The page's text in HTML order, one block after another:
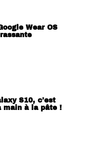
Wear OS
S10, c’est
main à la pâte !